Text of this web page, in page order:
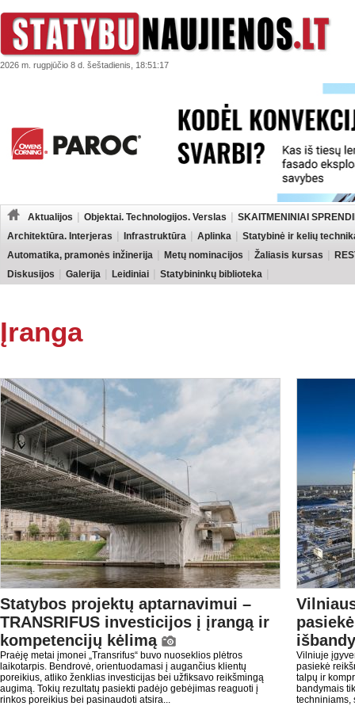
2026 m. rugpjūčio 8 d. šeštadienis, 18:51:17
Aktualijos Objektai. Technologijos. Verslas
SKAITMENINIAI
Architektūra. Interjeras
Infrastruktūra Aplinka
Statybinė ir kelių
Automatika, pramonės inžinerija
Metų nominacijos Žaliasis kursas
Diskusijos
Galerija Leidiniai Statybininkų biblioteka
Įranga
Statybos projektų aptarnavimui –
TRANSRIFUS investicijos į įrangą ir
kompetencijų kėlimą
Praėję metai įmonei „Transrifus“ buvo nuoseklios plėtros
laikotarpis. Bendrovė, orientuodamasi į augančius klientų
poreikius, atliko ženklias investicijas bei užfiksavo reikšmingą
augimą. Tokių rezultatų pasiekti padėjo gebėjimas reaguoti į
rinkos poreikius bei pasinaudoti atsira...
Vilniuje
pasiekė
talpų ir
bandymais
techniniams,